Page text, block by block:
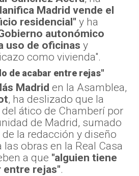
Madrid vende el
residencial" y ha
autonómico
uso de oficinas y
como vivienda".
de acabar entre rejas"
Madrid en la Asamblea,
, ha deslizado que la
ático de Chamberí por
de Madrid, sumado
la redacción y diseño
obras en la Real Casa
a que "alguien tiene
entre rejas".